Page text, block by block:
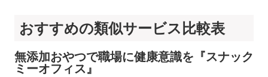
おすすめの類似サービス比較表
無添加おやつで職場に健康意識を『スナック
ミーオフィス』